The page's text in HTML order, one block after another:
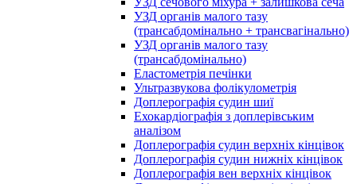
УЗД органів малого тазу
(трансабдомінально + трансвагінально)
УЗД органів малого тазу
(трансабдомінально)
Еластометрія печінки
Ультразвукова фолікулометрія
Доплерографія судин шиї
Ехокардіографія з доплерівським
аналізом
Доплерографія судин верхніх кінцівок
Доплерографія судин нижніх кінцівок
Доплерографія вен верхніх кінцівок